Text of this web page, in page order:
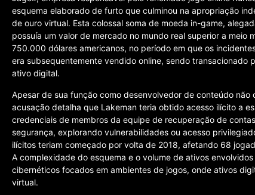
esquema elaborado de furto que culminou na apropriação
de ouro virtual. Esta colossal soma de moeda in-game,
possuía um valor de mercado no mundo real superior a meio
750.000 dólares americanos, no período em que os
era subsequentemente vendido online, sendo transacionado
ativo digital.
Apesar de sua função como desenvolvedor de conteúdo
acusação detalha que Lakeman teria obtido acesso ilícito a
credenciais de membros da equipe de recuperação de
segurança, explorando vulnerabilidades ou acesso
ilícitos teriam começado por volta de 2018, afetando 68
A complexidade do esquema e o volume de ativos
cibernéticos focados em ambientes de jogos, onde ativos
virtual.